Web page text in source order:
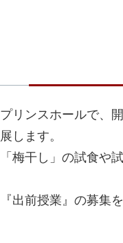
リンスホールで、
します。
梅干し」の試食や
出前授業』の募集を